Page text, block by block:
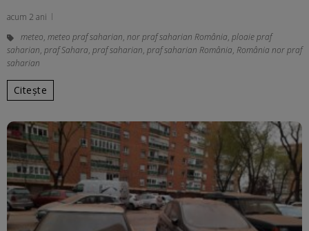
acum 2 ani
meteo, meteo praf saharian, nor praf saharian România, ploaie praf
saharian, praf Sahara, praf saharian, praf saharian România, România nor praf
saharian
Citește